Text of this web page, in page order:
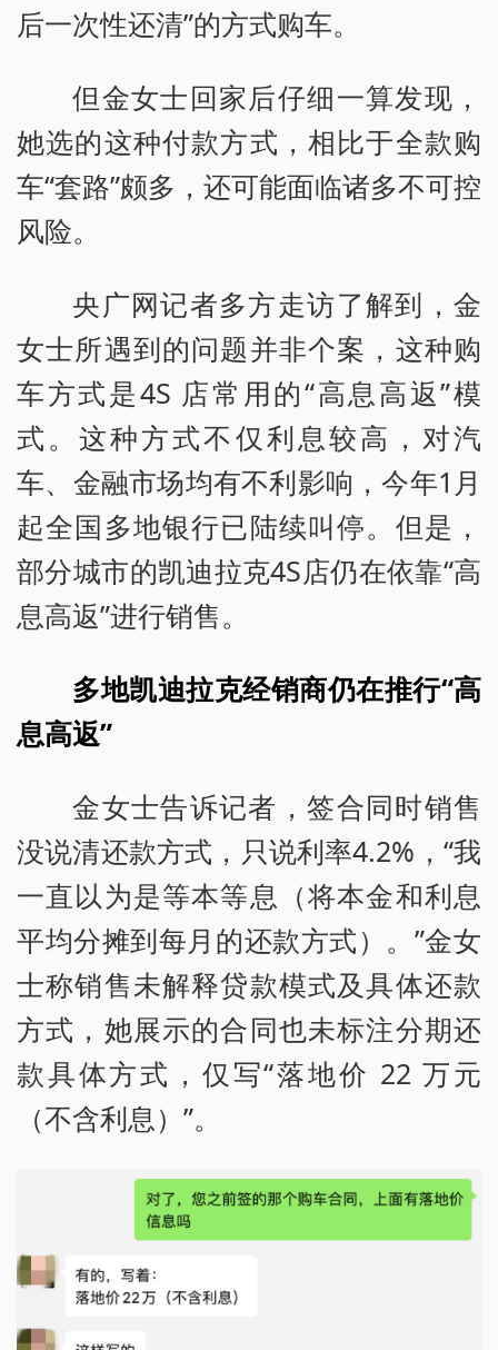
后一次性还清”的方式购车。
但金女士回家后仔细一算发现，
她选的这种付款方式，相比于全款购
车“套路”颇多，还可能面临诸多不可控
风险。
央广网记者多方走访了解到，金
女士所遇到的问题并非个案，这种购
车方式是4S 店常用的“高息高返”模
式。这种方式不仅利息较高，对汽
车、金融市场均有不利影响，今年1月
起全国多地银行已陆续叫停。但是，
部分城市的凯迪拉克4S店仍在依靠“高
息高返”进行销售。
多地凯迪拉克经销商仍在推行“高
息高返”
金女士告诉记者，签合同时销售
没说清还款方式，只说利率4.2%，“我
一直以为是等本等息（将本金和利息
平均分摊到每月的还款方式）。”金女
士称销售未解释贷款模式及具体还款
方式，她展示的合同也未标注分期还
款具体方式，仅写“落地价 22 万元
（不含利息）”。